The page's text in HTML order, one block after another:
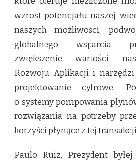
wzrost potencjału naszej
naszych możliwości,
globalnego wsparcia
zwiększenie wartości
Rozwoju Aplikacji i narzędzi
projektowanie cyfrowe.
o systemy pompowania
rozwiązania na potrzeby
korzyści płynące z tej
Paulo Ruiz, Prezydent